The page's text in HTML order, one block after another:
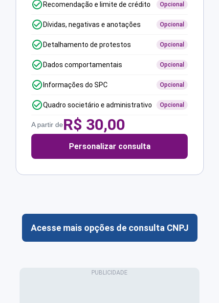
Recomendação e limite de crédito Opcional
Dívidas, negativas e anotações Opcional
Detalhamento de protestos Opcional
Dados comportamentais Opcional
Informações do SPC Opcional
Quadro societário e administrativo Opcional
A partir deR$ 30,00
Personalizar consulta
Acesse mais opções de consulta CNPJ